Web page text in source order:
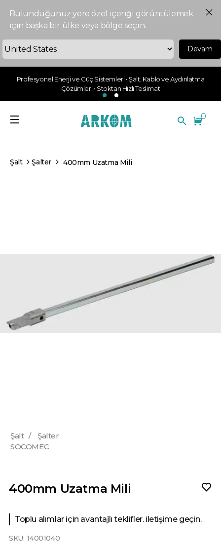
Bulunduğunuz yere özel içeriği görüntülemek
için başka bir ülke veya bölge seçin.
Devam
Profesyonel Enerji ve Güç Sistemleri • Şalt, Kablo ve Aydınlatma
Çözümleri • Stoktan Hızlı Teslimat
0
Şalt Şalter 400mm Uzatma Mili
Şalt /
Şalter
SOCOMEC
400mm Uzatma Mili
Toplu alımlar için avantajlı teklifler. iletişime geçin.
SKU: 14001040